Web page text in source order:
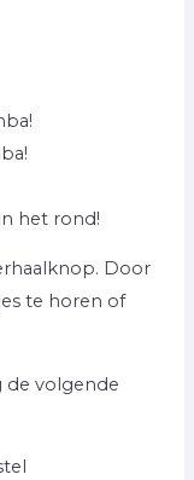
het rond!
Door
te horen of
de volgende